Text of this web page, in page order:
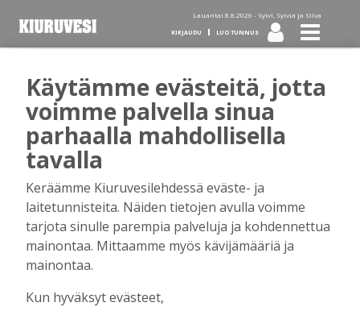
Lauantai 8.8.2026 - Sylvi, Sylvia ja Silva
KIRJAUDU LUO TUNNUS
Tilaa Kiuruvesi-lehti diginä
tai kotiinkannettuna!
Kirjaudu
Sähköposti
Käytämme evästeitä, jotta
voimme palvella sinua
parhaalla mahdollisella
tavalla
Keräämme Kiuruvesilehdessä eväste- ja
laitetunnisteita. Näiden tietojen avulla voimme
tarjota sinulle parempia palveluja ja kohdennettua
mainontaa. Mittaamme myös kävijämääriä ja
mainontaa.
Kun hyväksyt evästeet,